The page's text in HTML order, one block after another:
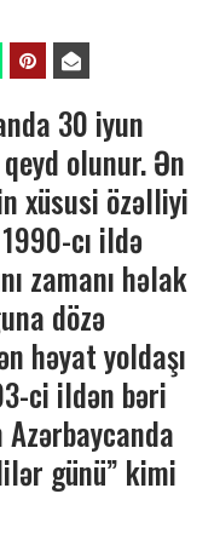
30 iyun
olunur. Ən
xüsusi özəlliyi
cı ildə
zamanı həlak
dözə
həyat yoldaşı
ci ildən bəri
günü” kimi